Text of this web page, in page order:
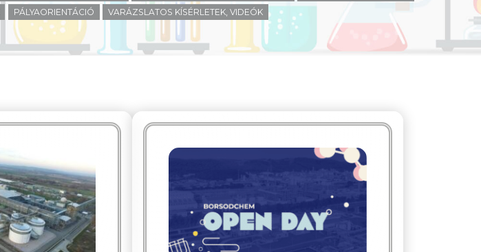
PÁLYAORIENTÁCIÓ VARÁZSLATOS KÍSÉRLETEK, VIDEÓK